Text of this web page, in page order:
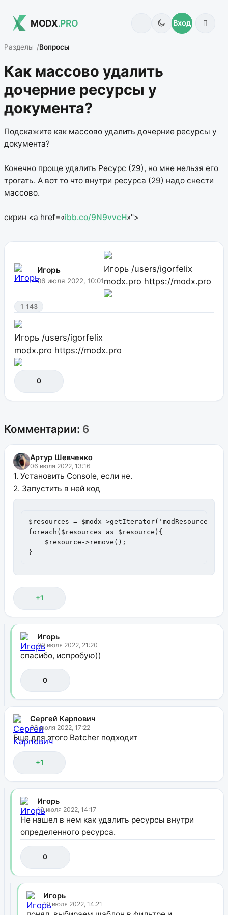
MODX.PRO Вход
Разделы Вопросы
Как массово удалить
дочерние ресурсы у
документа?
Подскажите как массово удалить дочерние ресурсы у
документа?
Конечно проще удалить Ресурс (29), но мне нельзя его
трогать. А вот то что внутри ресурса (29) надо снести
массово.
скрин <a href=«ibb.co/9N9vvcH»">
Игорь
06 июля 2022, 10:01
Игорь /users/igorfelix
modx.pro https://modx.pro
1 143
Игорь /users/igorfelix
modx.pro https://modx.pro
0
Комментарии: 6
Артур Шевченко
06 июля 2022, 13:16
1. Установить Console, если не.
2. Запустить в ней код
$resources = $modx-
foreach($resources as $resource){
    $resource->remove();
}
+1
Игорь
09 июля 2022, 21:20
спасибо, испробую))
0
Сергей Карпович
06 июля 2022, 17:22
Еще для этого Batcher подходит
+1
Игорь
10 июля 2022, 14:17
Не нашел в нем как удалить ресурсы внутри
определенного ресурса.
0
Игорь
10 июля 2022, 14:21